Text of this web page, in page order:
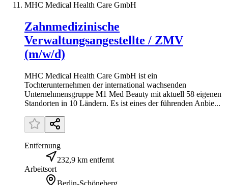
MHC Medical Health Care GmbH
Zahnmedizinische
Verwaltungsangestellte / ZMV
(m/w/d)
MHC Medical Health Care GmbH ist ein
Tochterunternehmen der international wachsenden
Unternehmensgruppe M1 Med Beauty mit aktuell 58 eigenen
Standorten in 10 Ländern. Es ist eines der führenden Anbie...
Entfernung
232,9 km entfernt
Arbeitsort
Berlin-Schöneberg